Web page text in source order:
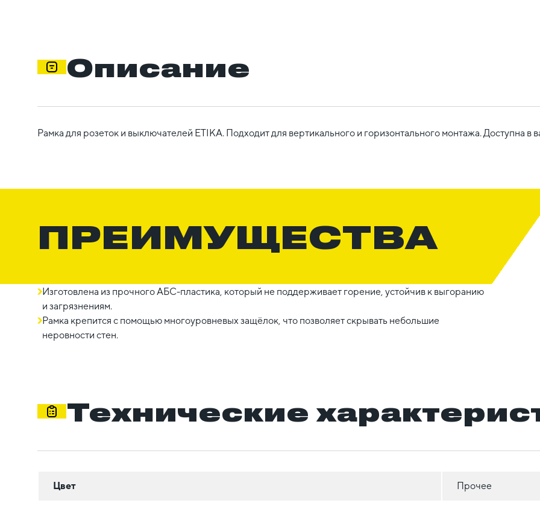
Описание
Рамка для розеток и выключателей ETIKA. Подходит для вертикального и горизонтального монтажа. Доступна в
ПРЕИМУЩЕСТВА
Изготовлена из прочного АБС-пластика, который не поддерживает горение, устойчив к выгоранию
и загрязнениям.
Рамка крепится с помощью многоуровневых защёлок, что позволяет скрывать небольшие
неровности стен.
Технические
Цвет Прочее